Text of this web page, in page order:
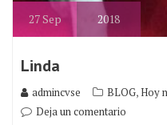
27Sep 2018
Linda
admincvse BLOG,Hoy
Deja un comentario